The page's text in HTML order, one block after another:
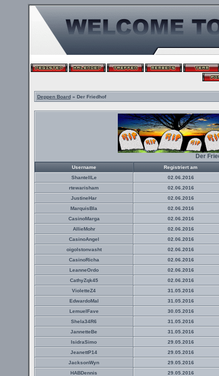
Deppen Board» Der Friedhof
Der
Username
Registriert am
ShantellLe
02.06.2016
rtewarisham
02.06.2016
JustineHar
02.06.2016
MarquisBla
02.06.2016
CasinoMarga
02.06.2016
AllieMohr
02.06.2016
CasinoAngel
02.06.2016
oigolstonvasht
02.06.2016
CasinoRicha
02.06.2016
LeanneOrdo
02.06.2016
CathyZqk45
02.06.2016
VioletteZ4
31.05.2016
EdwardoMal
31.05.2016
LemuelFave
30.05.2016
Shela34R6
31.05.2016
JannetteBe
31.05.2016
IsidraSimo
29.05.2016
JeanettP14
29.05.2016
JacksonWyn
29.05.2016
HABDennis
29.05.2016